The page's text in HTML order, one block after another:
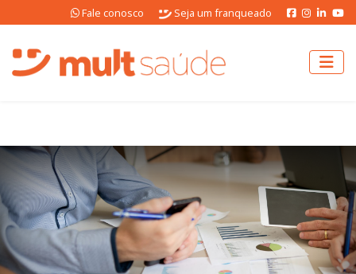
Fale conosco Seja um franqueado